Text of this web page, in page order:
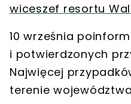
wiceszef resortu
10 września
i potwierdzonych
Najwięcej
terenie